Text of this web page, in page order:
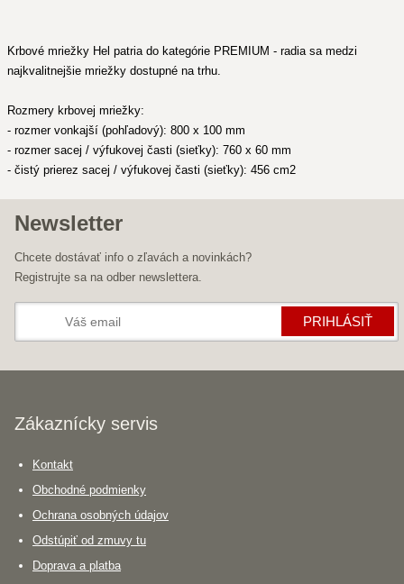
Krbové mriežky Hel patria do kategórie PREMIUM - radia sa medzi
najkvalitnejšie mriežky dostupné na trhu.
Rozmery krbovej mriežky:
- rozmer vonkajší (pohľadový): 800 x 100 mm
- rozmer sacej / výfukovej časti (sieťky): 760 x 60 mm
- čistý prierez sacej / výfukovej časti (sieťky): 456 cm2
Newsletter
Chcete dostávať info o zľavách a novinkách?
Registrujte sa na odber newslettera.
PRIHLÁSIŤ
Zákaznícky servis
Kontakt
Obchodné podmienky
Ochrana osobných údajov
Odstúpiť od zmuvy tu
Doprava a platba